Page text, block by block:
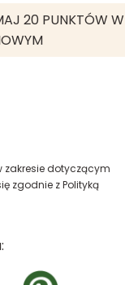
20 PUNKTÓW W
zakresie dotyczącym
zgodnie z Polityką